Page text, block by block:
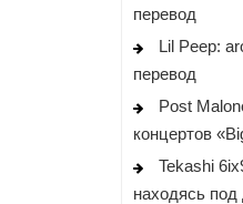
перевод
Lil Peep:
перевод
Post
концертов
Tekashi
находясь